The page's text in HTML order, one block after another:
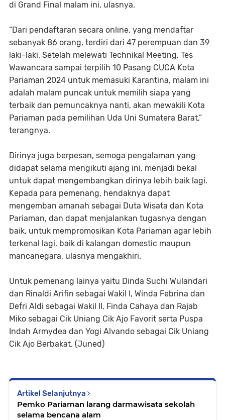
di Grand Final malam ini, ulasnya.
“Dari pendaftaran secara online, yang mendaftar
sebanyak 86 orang, terdiri dari 47 perempuan dan 39
laki-laki. Setelah melewati Technikal Meeting, Tes
Wawancara sampai terpilih 10 Pasang CUCA Kota
Pariaman 2024 untuk memasuki Karantina, malam ini
adalah malam puncak untuk memilih siapa yang
terbaik dan pemuncaknya nanti, akan mewakili Kota
Pariaman pada pemilihan Uda Uni Sumatera Barat,”
terangnya.
Dirinya juga berpesan, semoga pengalaman yang
didapat selama mengikuti ajang ini, menjadi bekal
untuk dapat mengembangkan dirinya lebih baik lagi.
Kepada para pemenang, hendaknya dapat
mengemban amanah sebagai Duta Wisata dan Kota
Pariaman, dan dapat menjalankan tugasnya dengan
baik, untuk mempromosikan Kota Pariaman agar lebih
terkenal lagi, baik di kalangan domestic maupun
mancanegara, ulasnya mengakhiri.
Untuk pemenang lainya yaitu Dinda Suchi Wulandari
dan Rinaldi Arifin sebagai Wakil I, Winda Febrina dan
Defri Aldi sebagai Wakil II, Finda Cahaya dan Rajab
Miko sebagai Cik Uniang Cik Ajo Favorit serta Puspa
Indah Armydea dan Yogi Alvando sebagai Cik Uniang
Cik Ajo Berbakat. (Juned)
Artikel Selanjutnya
Pemko Pariaman larang darmawisata sekolah
selama bencana alam